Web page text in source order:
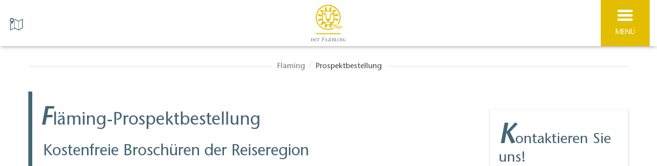
MENÜ
Fläming Prospektbestellung
Kontaktieren Sie
uns!
Fläming-Prospektbestellung
Kostenfreie Broschüren der Reiseregion